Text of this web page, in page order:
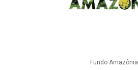
Fundo Amazônia